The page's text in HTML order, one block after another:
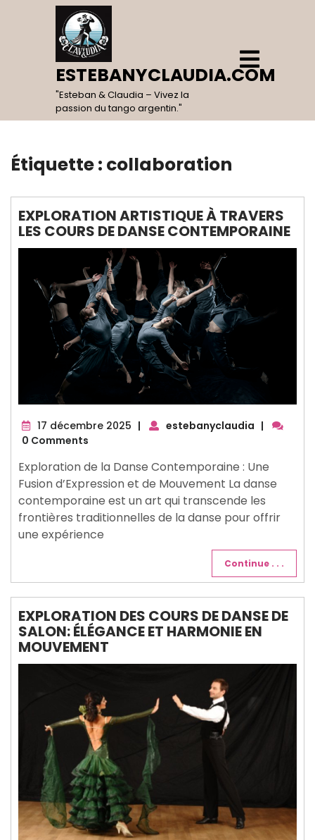
ESTEBANYCLAUDIA.COM
"Esteban & Claudia – Vivez la
passion du tango argentin."
Open
Menu
Étiquette : collaboration
EXPLORATION ARTISTIQUE À TRAVERS
LES COURS DE DANSE CONTEMPORAINE
17 décembre 2025 17| estebanyclaudia |
0 Comments
Exploration de la Danse Contemporaine : Une
Fusion d’Expression et de Mouvement La danse
contemporaine est un art qui transcende les
frontières traditionnelles de la danse pour offrir
une expérience
Continue . . .
EXPLORATION DES COURS DE DANSE DE
SALON: ÉLÉGANCE ET HARMONIE EN
MOUVEMENT